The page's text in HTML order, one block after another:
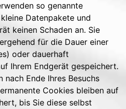
so genannte
Datenpakete und
keinen Schaden an. Sie
für die Dauer einer
oder dauerhaft
Ihrem Endgerät gespeichert.
nach Ende Ihres Besuchs
Cookies bleiben auf
bis Sie diese selbst